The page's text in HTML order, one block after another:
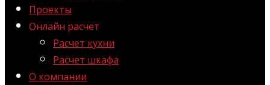
Проекты
Онлайн расчет
Расчет кухни
Расчет шкафа
О компании